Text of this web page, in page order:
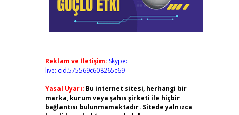
Reklam ve İletişim: Skype:
live:.cid.575569c608265c69
Yasal Uyarı: Bu internet sitesi, herhangi bir
marka, kurum veya şahıs şirketi ile hiçbir
bağlantısı bulunmamaktadır. Sitede yalnızca